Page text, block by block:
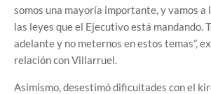
somos una mayoría importante, y vamos a
las leyes que el Ejecutivo está mandando.
adelante y no meternos en estos temas”,
relación con Villarruel.
Asimismo, desestimó dificultades con el